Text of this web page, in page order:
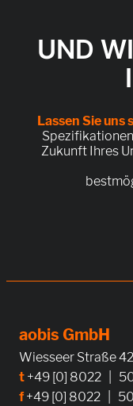
UND
Lassen Sie uns
Zukunft Ihres
aobis GmbH
Wiesseer Straße
t +49 [0] 8022 |
f +49 [0] 8022 |